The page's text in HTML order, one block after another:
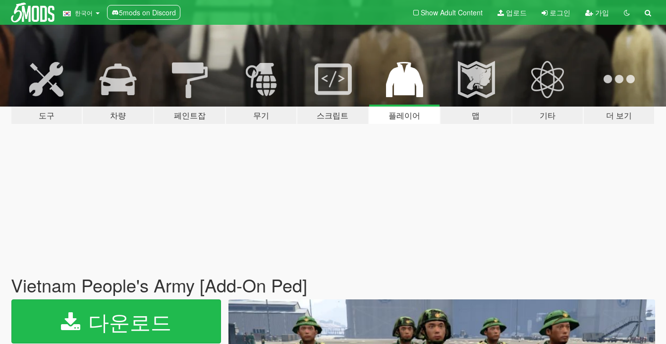
한국어 5mods on Discord Show Adult Content 업로드 로그인 가입
도구 차량 페인트잡 무기 스크립트 플레이어 맵 기타 더 보기
Vietnam People's Army [Add-On Ped]
다운로드